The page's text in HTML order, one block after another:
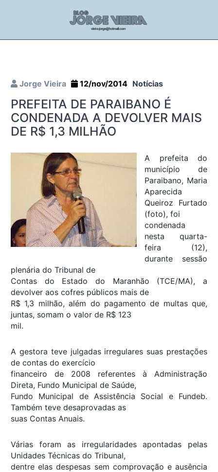
Jorge Vieira 12/nov/2014 Notícias
PREFEITA DE PARAIBANO É
CONDENADA A DEVOLVER MAIS
DE R$ 1,3 MILHÃO
A prefeita do
município de
Paraibano, Maria
Aparecida
Queiroz Furtado
(foto), foi
condenada
nesta quarta-
feira (12),
durante sessão
plenária do Tribunal de
Contas do Estado do Maranhão (TCE/MA), a
devolver aos cofres públicos mais de
R$ 1,3 milhão, além do pagamento de multas que,
juntas, somam o valor de R$ 123
mil.
A gestora teve julgadas irregulares suas prestações
de contas do exercício
financeiro de 2008 referentes à Administração
Direta, Fundo Municipal de Saúde,
Fundo Municipal de Assistência Social e Fundeb.
Também teve desaprovadas as
suas Contas Anuais.
Várias foram as irregularidades apontadas pelas
Unidades Técnicas do Tribunal,
dentre elas despesas sem comprovação e ausência